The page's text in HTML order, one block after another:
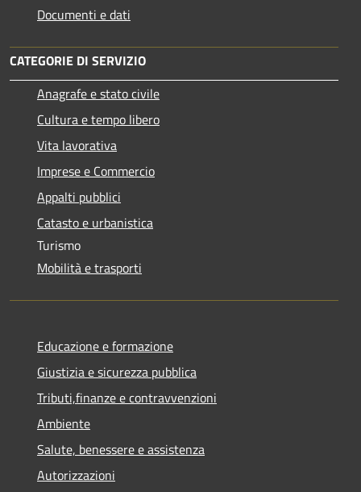
Documenti e dati
CATEGORIE DI SERVIZIO
Anagrafe e stato civile
Cultura e tempo libero
Vita lavorativa
Imprese e Commercio
Appalti pubblici
Catasto e urbanistica
Turismo
Mobilità e trasporti
Educazione e formazione
Giustizia e sicurezza pubblica
Tributi,finanze e contravvenzioni
Ambiente
Salute, benessere e assistenza
Autorizzazioni